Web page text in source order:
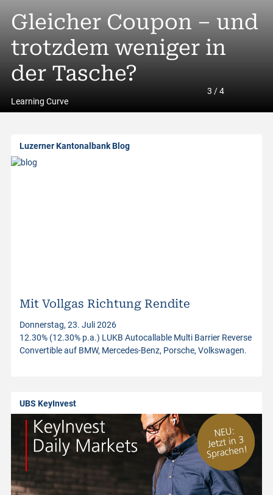
A
l
l
a
o
s
m
Rendite entsteht
im Detail
Gleicher Coupon – und
trotzdem weniger in
der Tasche?
Learning Curve
Idee»: Lonza
ist (doch) gut
3 /4
Luzerner Kantonalbank Blog
Mit Vollgas Richtung Rendite
Donnerstag, 23. Juli 2026
12.30% (12.30% p.a.) LUKB Autocallable Multi Barrier Reverse
Convertible auf BMW, Mercedes-Benz, Porsche, Volkswagen.
UBS KeyInvest